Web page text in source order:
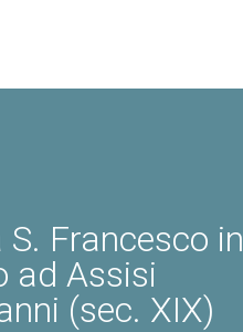
Francesco in
ad Assisi
(sec. XIX)